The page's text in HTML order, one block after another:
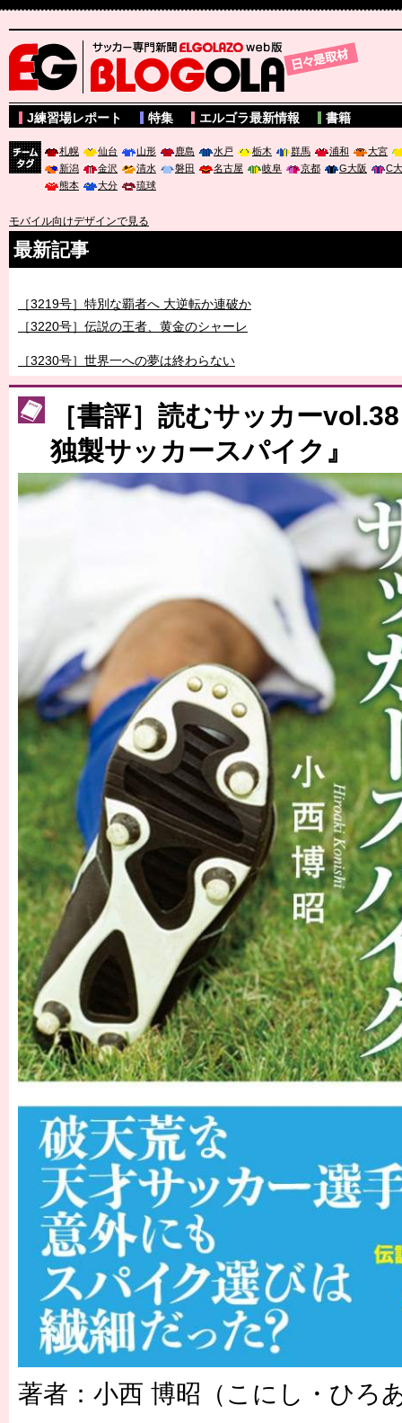
サッカー専門新聞ELGOLAZO web版 BLOGOLA
J練習場レポート 特集 エルゴラ最新情報 書籍
札幌 仙台 山形 鹿島 水戸 栃木 群馬 浦和
大宮
新潟
金沢 清水 磐田 名古屋 岐阜 京都 G大阪
C
熊本
大分 琉球
モバイル向けデザインで見る
最新記事
［3219号］特別な覇者へ 大逆転か連破か
［3220号］伝説の王者、黄金のシャーレ
［3230号］世界一への夢は終わらない
［3223号］一丸。日本出陣
［3222号］史上最大のW杯開幕 注目は「個」
［書評］読むサッカー
独製サッカースパイク』
著者：小西 博昭（こにし・ひろ